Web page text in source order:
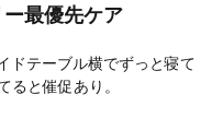
最優先ケア
ドテーブル横でずっと寝て
ると催促あり。